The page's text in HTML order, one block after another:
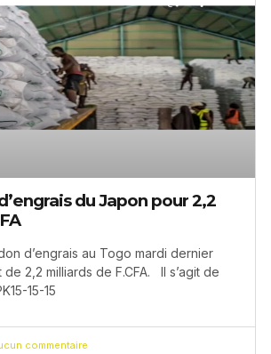
du Japon pour 2,2
d’engrais au Togo mardi dernier
2,2 milliards de F.CFA. Il s’agit de
15-15
commentaire